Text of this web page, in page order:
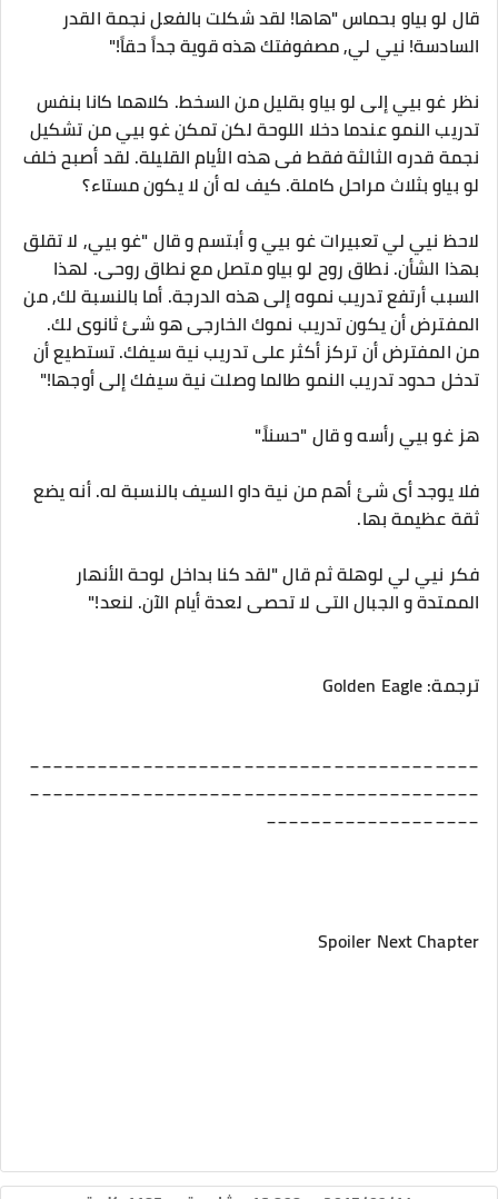
قال لو بياو بحماس "هاها! لقد شكلت بالفعل نجمة القدر
السادسة! نيي لي, مصفوفتك هذه قوية جداً حقاً!"
نظر غو بيي إلى لو بياو بقليل من السخط. كلاهما كانا بنفس
تدريب النمو عندما دخلا اللوحة لكن تمكن غو بيي من تشكيل
نجمة قدره الثالثة فقط فى هذه الأيام القليلة. لقد أصبح خلف
لو بياو بثلاث مراحل كاملة. كيف له أن لا يكون مستاء؟
لاحظ نيي لي تعبيرات غو بيي و أبتسم و قال "غو بيي, لا تقلق
بهذا الشأن. نطاق روح لو بياو متصل مع نطاق روحى. لهذا
السبب أرتفع تدريب نموه إلى هذه الدرجة. أما بالنسبة لك, من
المفترض أن يكون تدريب نموك الخارجى هو شئ ثانوى لك.
من المفترض أن تركز أكثر على تدريب نية سيفك. تستطيع أن
تدخل حدود تدريب النمو طالما وصلت نية سيفك إلى أوجها!"
هز غو بيي رأسه و قال "حسناً."
فلا يوجد أى شئ أهم من نية داو السيف بالنسبة له. أنه يضع
ثقة عظيمة بها.
فكر نيي لي لوهلة ثم قال "لقد كنا بداخل لوحة الأنهار
الممتدة و الجبال التى لا تحصى لعدة أيام الآن. لنعد!"
ترجمة: Golden Eagle
________________________________________
________________________________________
___________________
Spoiler Next Chapter